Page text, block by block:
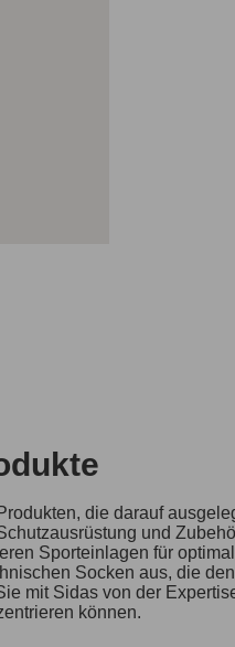
die darauf
und
Sporteinlagen für
Socken aus, die
mit Sidas von der
können.